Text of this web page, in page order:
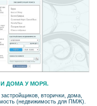
ДОМА У МОРЯ.
вторички, дома,
(недвижимость для ПМЖ).